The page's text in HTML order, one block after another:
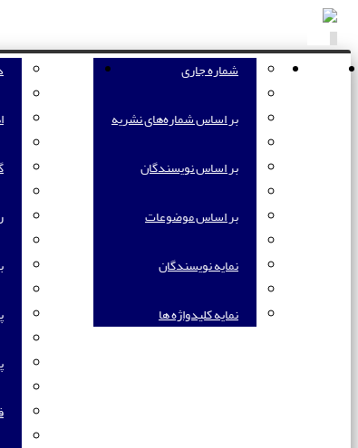
navigation
صفحه اصلی مرور
شماره جاری
بر اساس شماره‌های نشریه
بر اساس نویسندگان
بر اساس موضوعات
نمایه نویسندگان
نمایه کلیدواژه ها
اطلاعات نشریه